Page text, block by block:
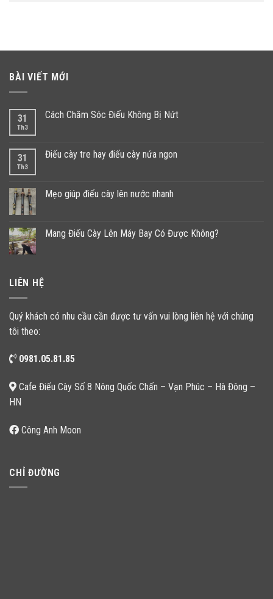
BÀI VIẾT MỚI
31
Th3
Cách Chăm Sóc Điếu Không Bị Nứt
31
Th3
Điếu cày tre hay điếu cày nứa ngon
Mẹo giúp điếu cày lên nước nhanh
Mang Điếu Cày Lên Máy Bay Có Được Không?
LIÊN HỆ
Quý khách có nhu cầu cần được tư vấn vui lòng liên hệ với chúng
tôi theo:
0981.05.81.85
Cafe Điếu Cày Số 8 Nông Quốc Chấn – Vạn Phúc – Hà Đông –
HN
Công Anh Moon
CHỈ ĐƯỜNG